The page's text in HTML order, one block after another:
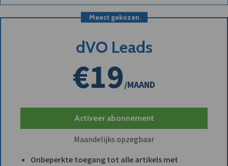
Meest gekozen
dVO Leads
€19/MAAND
Activeer abonnement
Maandelijks opzegbaar
Onbeperkte toegang tot alle artikels met